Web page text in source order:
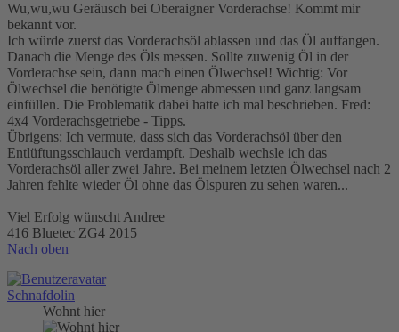
Wu,wu,wu Geräusch bei Oberaigner Vorderachse! Kommt mir
bekannt vor.
Ich würde zuerst das Vorderachsöl ablassen und das Öl auffangen.
Danach die Menge des Öls messen. Sollte zuwenig Öl in der
Vorderachse sein, dann mach einen Ölwechsel! Wichtig: Vor
Ölwechsel die benötigte Ölmenge abmessen und ganz langsam
einfüllen. Die Problematik dabei hatte ich mal beschrieben. Fred:
4x4 Vorderachsgetriebe - Tipps.
Übrigens: Ich vermute, dass sich das Vorderachsöl über den
Entlüftungsschlauch verdampft. Deshalb wechsle ich das
Vorderachsöl aller zwei Jahre. Bei meinem letzten Ölwechsel nach 2
Jahren fehlte wieder Öl ohne das Ölspuren zu sehen waren...
Viel Erfolg wünscht Andree
416 Bluetec ZG4 2015
Nach oben
Schnafdolin
Wohnt hier